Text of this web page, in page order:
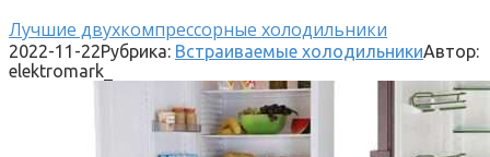
Лучшие двухкомпрессорные холодильники
2022-11-22Рубрика: Встраиваемые холодильникиАвтор:
elektromark_